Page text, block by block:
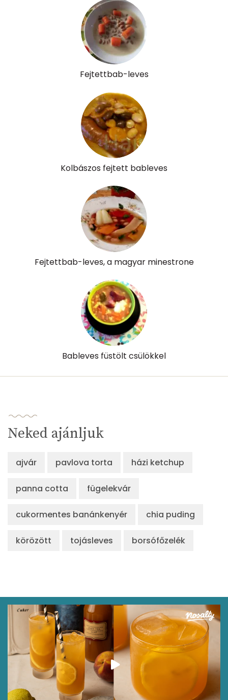
Fejtettbab-leves
Kolbászos fejtett bableves
Fejtettbab-leves, a magyar minestrone
Bableves füstölt csülökkel
Neked ajánljuk
ajvár pavlova torta házi ketchup
panna cotta fügelekvár
cukormentes banánkenyér chia puding
körözött tojásleves borsófőzelék